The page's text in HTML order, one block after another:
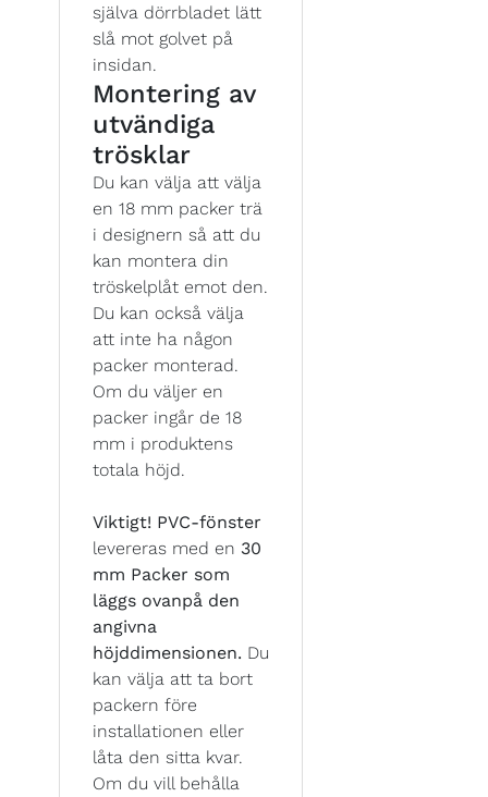
själva dörrbladet lätt
slå mot golvet på
insidan.
Montering av
utvändiga
trösklar
Du kan välja att välja
en 18 mm packer trä
i designern så att du
kan montera din
tröskelplåt emot den.
Du kan också välja
att inte ha någon
packer monterad.
Om du väljer en
packer ingår de 18
mm i produktens
totala höjd.
Viktigt! PVC-fönster
levereras med en 30
mm Packer som
läggs ovanpå den
angivna
höjddimensionen. Du
kan välja att ta bort
packern före
installationen eller
låta den sitta kvar.
Om du vill behålla